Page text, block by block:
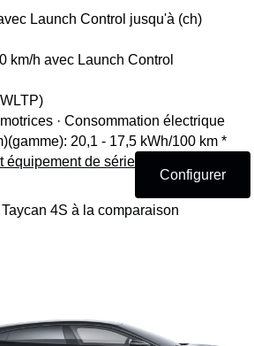
Launch Control jusqu'à (ch)
km/h avec Launch Control
· Consommation électrique
20,1 - 17,5 kWh/100 km *
équipement de série
Configurer
4S à la comparaison